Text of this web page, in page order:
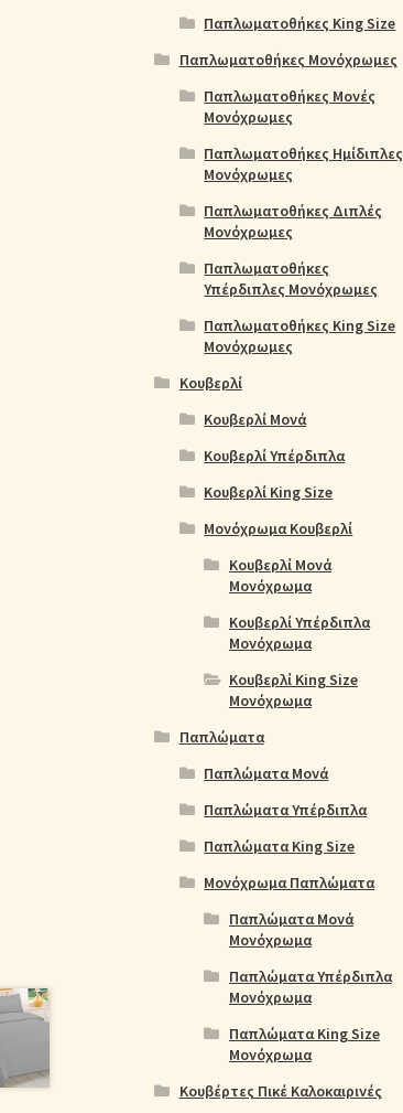
Παπλωματοθήκες King Size
Παπλωματοθήκες Μονόχρωμες
Παπλωματοθήκες Μονές
Μονόχρωμες
Παπλωματοθήκες Ημίδιπλες
Μονόχρωμες
Παπλωματοθήκες Διπλές
Μονόχρωμες
Παπλωματοθήκες
Υπέρδιπλες Μονόχρωμες
Παπλωματοθήκες King Size
Μονόχρωμες
Κουβερλί
Κουβερλί Μονά
Κουβερλί Υπέρδιπλα
Κουβερλί King Size
Μονόχρωμα Κουβερλί
Κουβερλί Μονά
Μονόχρωμα
Κουβερλί Υπέρδιπλα
Μονόχρωμα
Κουβερλί King Size
Μονόχρωμα
Παπλώματα
Παπλώματα Μονά
Παπλώματα Υπέρδιπλα
Παπλώματα King Size
Μονόχρωμα Παπλώματα
Παπλώματα Μονά
Μονόχρωμα
Παπλώματα Υπέρδιπλα
Μονόχρωμα
Παπλώματα King Size
Μονόχρωμα
Κουβέρτες Πικέ Καλοκαιρινές